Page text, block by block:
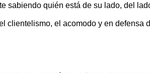
sabiendo quién está de su lado, del
clientelismo, el acomodo y en defensa